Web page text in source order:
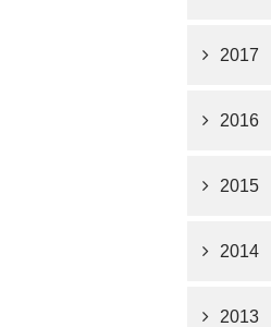
2017
2016
2015
2014
2013